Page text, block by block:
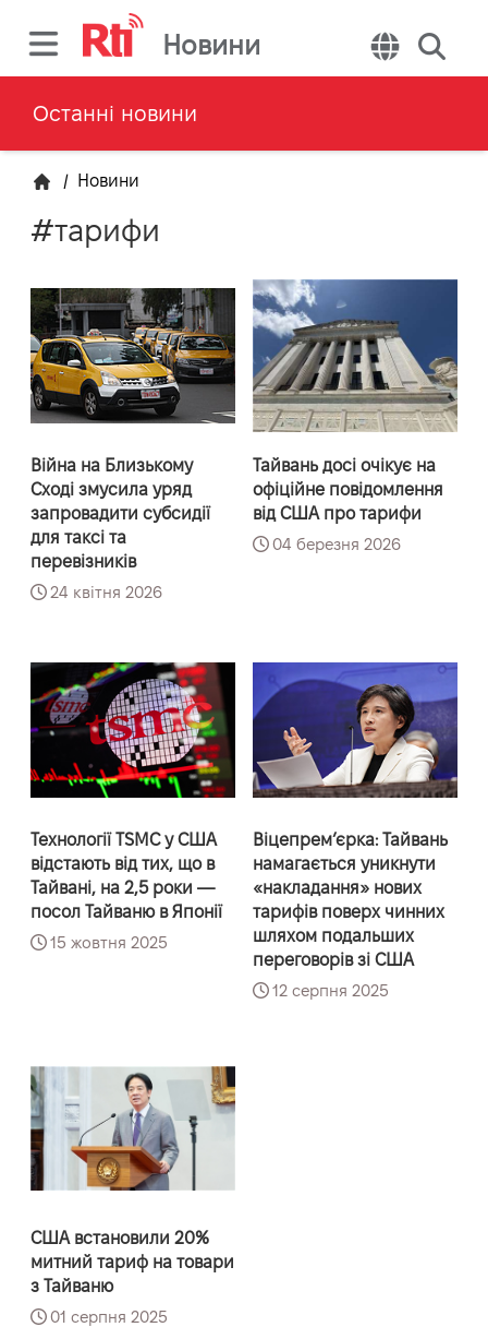
Новини
Останні новини
/ Новини
#тарифи
Війна на Близькому
Сході змусила уряд
запровадити субсидії
для таксі та
перевізників
24 квітня 2026
Тайвань досі очікує на
офіційне повідомлення
від США про тарифи
04 березня 2026
Технології TSMC у США
відстають від тих, що в
Тайвані, на 2,5 роки —
посол Тайваню в Японії
15 жовтня 2025
Віцепремʼєрка: Тайвань
намагається уникнути
«накладання» нових
тарифів поверх чинних
шляхом подальших
переговорів зі США
12 серпня 2025
США встановили 20%
митний тариф на товари
з Тайваню
01 серпня 2025